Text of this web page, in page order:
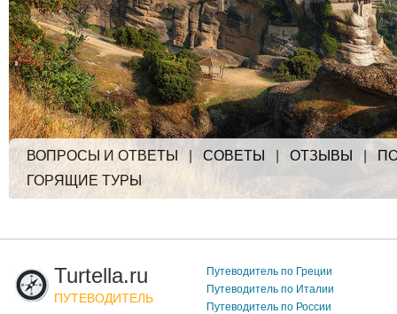
ВОПРОСЫ И ОТВЕТЫ | СОВЕТЫ ОТЗЫВЫ |
ГОРЯЩИЕ ТУРЫ
Turtella.ru
ПУТЕВОДИТЕЛЬ
Путеводитель по Греции
Путеводитель по Италии
Путеводитель по России